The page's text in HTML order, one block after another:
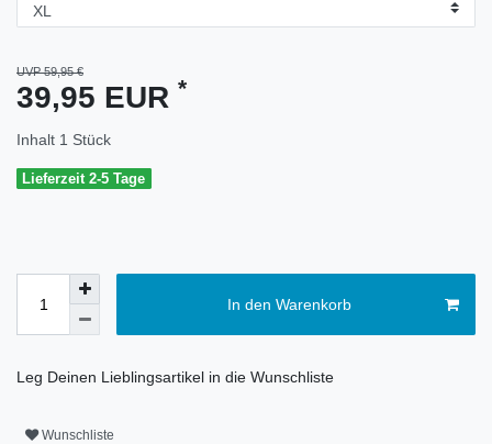
UVP 59,95 €
39,95 EUR *
Inhalt 1 Stück
Lieferzeit 2-5 Tage
In den Warenkorb
Leg Deinen Lieblingsartikel in die Wunschliste
Wunschliste